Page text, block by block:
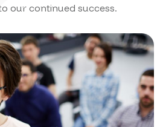
our continued success.